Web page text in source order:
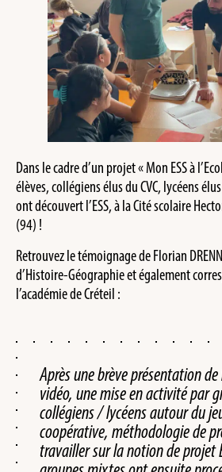
Dans le cadre d’un projet « Mon ESS à
élèves, collégiens élus du CVC, lycéens
ont découvert l’ESS, à la Cité scolaire
(94) !
Retrouvez le témoignage de Florian
d’Histoire-Géographie et également
l’académie de Créteil :
Après une brève présentation de
vidéo, une mise en activité par
collégiens / lycéens autour du
coopérative, méthodologie de
travailler sur la notion de projet